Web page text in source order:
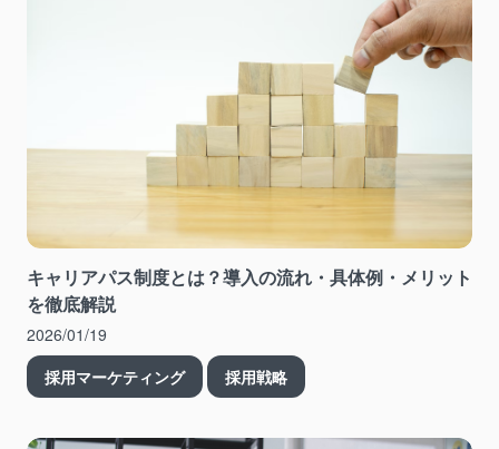
キャリアパス制度とは？導入の流れ・具体例・メリット
を徹底解説
2026/01/19
採用マーケティング
採用戦略